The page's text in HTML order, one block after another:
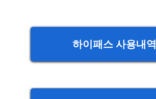
하이패스 사용내역